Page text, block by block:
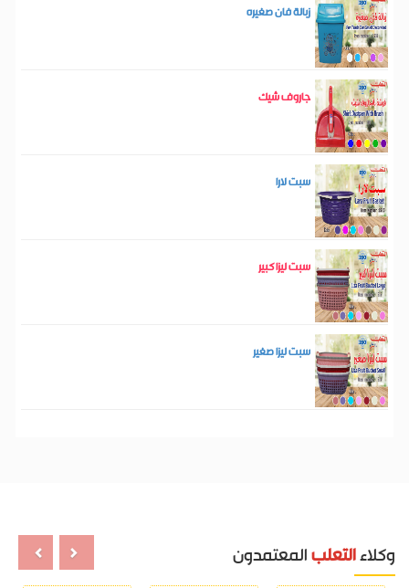
زبالة فان صغيره
جاروف شيك
سبت لارا
سبت ليزا كبير
سبت ليزا صغير
وكلاء التعلب المعتمدون